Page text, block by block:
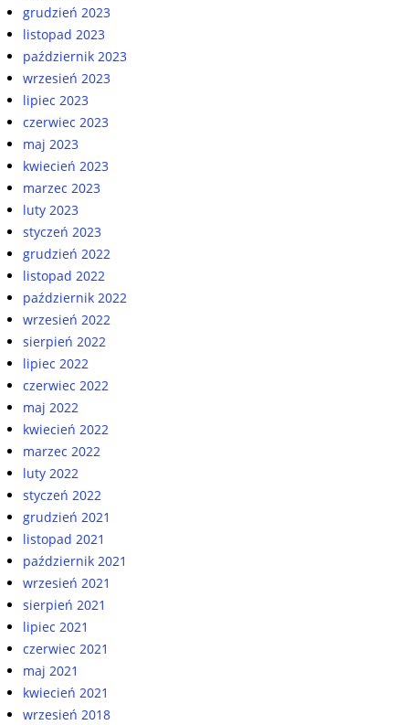
grudzień 2023
listopad 2023
październik 2023
wrzesień 2023
lipiec 2023
czerwiec 2023
maj 2023
kwiecień 2023
marzec 2023
luty 2023
styczeń 2023
grudzień 2022
listopad 2022
październik 2022
wrzesień 2022
sierpień 2022
lipiec 2022
czerwiec 2022
maj 2022
kwiecień 2022
marzec 2022
luty 2022
styczeń 2022
grudzień 2021
listopad 2021
październik 2021
wrzesień 2021
sierpień 2021
lipiec 2021
czerwiec 2021
maj 2021
kwiecień 2021
wrzesień 2018